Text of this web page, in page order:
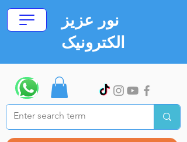
نور عزیز
الکترونیک